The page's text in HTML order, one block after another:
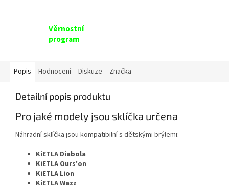
Věrnostní
program
Popis Hodnocení Diskuze Značka
Detailní popis produktu
Pro jaké modely jsou sklíčka určena
Náhradnísklíčka jsou kompatibilnís dětskými brýlemi:
KiETLA Diabola
KiETLA Ours'on
KiETLA Lion
KiETLAWazz